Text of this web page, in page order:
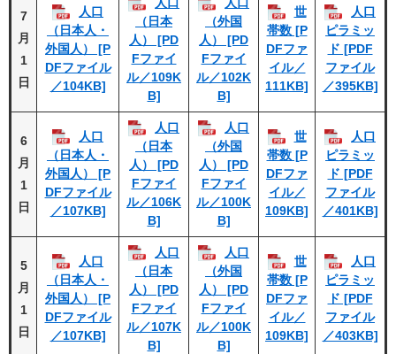
7
月
1
日
人口
（日本人・
外国人） [P
DFファイル
／104KB]
（日本
人） [PD
Fファイ
ル／109K
B]
（外国
人） [PD
Fファイ
ル／102K
B]
世
帯数 [P
DFファ
イル／
111KB]
人口
ピラミッ
ド [PDF
ファイル
／395KB]
6
月
1
日
人口
（日本人・
外国人） [P
DFファイル
／107KB]
人口
（日本
人） [PD
Fファイ
ル／106K
B]
人口
（外国
人） [PD
Fファイ
ル／100K
B]
世
帯数 [P
DFファ
イル／
109KB]
人口
ピラミッ
ド [PDF
ファイル
／401KB]
5
月
1
日
人口
（日本人・
外国人） [P
DFファイル
／107KB]
人口
（日本
人） [PD
Fファイ
ル／107K
B]
人口
（外国
人） [PD
Fファイ
ル／100K
B]
世
帯数 [P
DFファ
イル／
109KB]
人口
ピラミッ
ド [PDF
ファイル
／403KB]